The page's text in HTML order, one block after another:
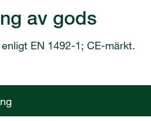
av gods
EN 1492-1; CE-märkt.